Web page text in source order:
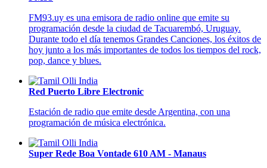
FM93.uy es una emisora de radio online que emite su
programación desde la ciudad de Tacuarembó, Uruguay.
Durante todo el día tenemos Grandes Canciones, los éxitos de
hoy junto a los más importantes de todos los tiempos del rock,
pop, dance y blues.
Red Puerto Libre Electronic
Estación de radio que emite desde Argentina, con una
programación de música electrónica.
Super Rede Boa Vontade 610 AM - Manaus